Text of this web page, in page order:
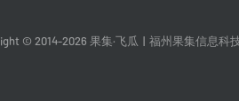
© 2014-2026 果集·飞瓜 福州果集信息科